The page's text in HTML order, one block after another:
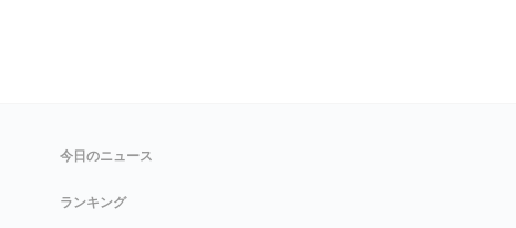
今日のニュース
ランキング